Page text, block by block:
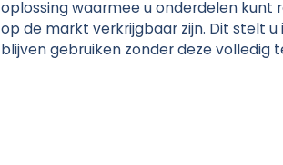
oplossing waarmee u onderdelen kunt
op de markt verkrijgbaar zijn. Dit stelt
blijven gebruiken zonder deze volledig